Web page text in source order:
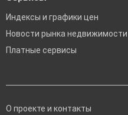
Индексы и графики цен
Новости рынка недвижимости
Платные сервисы
О проекте и контакты